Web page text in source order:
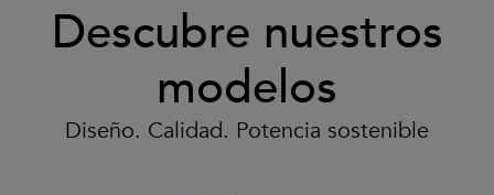
Descubre nuestros
modelos
Diseño. Calidad. Potencia sostenible